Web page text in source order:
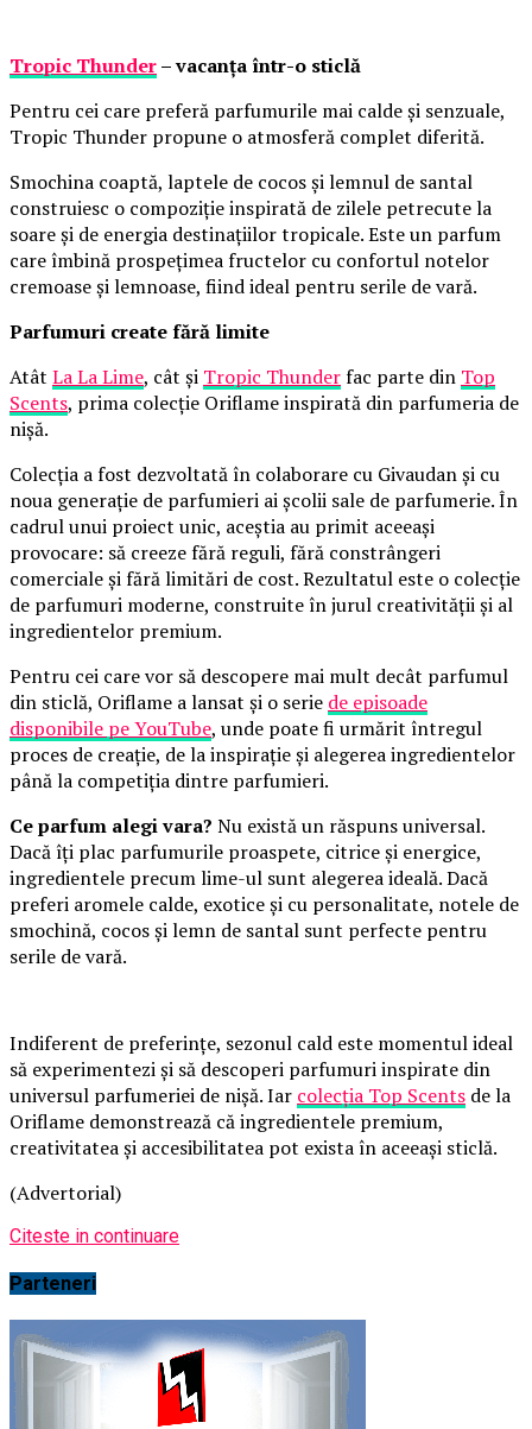
Tropic Thunder– vacanța într-o sticlă
Pentru cei care preferă parfumurile mai calde și senzuale,
Tropic Thunder propune o atmosferă complet diferită.
Smochina coaptă, laptele de cocos și lemnul de santal
construiesc o compoziție inspirată de zilele petrecute la
soare și de energia destinațiilor tropicale. Este un parfum
care îmbină prospețimea fructelor cu confortul notelor
cremoase și lemnoase, fiind ideal pentru serile de vară.
Parfumuri create fără limite
Atât La La Lime, cât și Tropic Thunderfac parte din Top
Scents, prima colecție Oriflame inspirată din parfumeria de
nișă.
Colecția a fost dezvoltată în colaborare cu Givaudan și cu
noua generație de parfumieri ai școlii sale de parfumerie. În
cadrul unui proiect unic, aceștia au primit aceeași
provocare: să creeze fără reguli, fără constrângeri
comerciale și fără limitări de cost. Rezultatul este o colecție
de parfumuri moderne, construite în jurul creativității și al
ingredientelor premium.
Pentru cei care vor să descopere mai mult decât parfumul
din sticlă, Oriflame a lansat și o serie de episoade
disponibile pe YouTube, unde poate fi urmărit întregul
proces de creație, de la inspirație și alegerea ingredientelor
până la competiția dintre parfumieri.
Ce parfum alegi vara? Nu există un răspuns universal.
Dacă îți plac parfumurile proaspete, citrice și energice,
ingredientele precum lime-ul sunt alegerea ideală. Dacă
preferi aromele calde, exotice și cu personalitate, notele de
smochină, cocos și lemn de santal sunt perfecte pentru
serile de vară.
Indiferent de preferințe, sezonul cald este momentul ideal
să experimentezi și să descoperi parfumuri inspirate din
universul parfumeriei de nișă. Iar colecția Top Scents de la
Oriflame demonstrează că ingredientele premium,
creativitatea și accesibilitatea pot exista în aceeași sticlă.
(Advertorial)
Citeste in continuare
Parteneri